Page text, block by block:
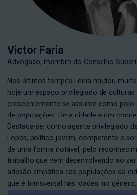
Victor Faria
Advogado, membro do Conselho
Nos últimos tempos Leiria mudou
hoje um espaço privilegiado de culturas
crescentemente se assume como polo
de populações. Uma cidade e um
Destaca-se, como agente privilegiado
Lopes, político jovem, competente e
de uma forma notável, pelo
trabalho que vem desenvolvendo ao
adesão empática das populações da
que é transversal nas idades, no